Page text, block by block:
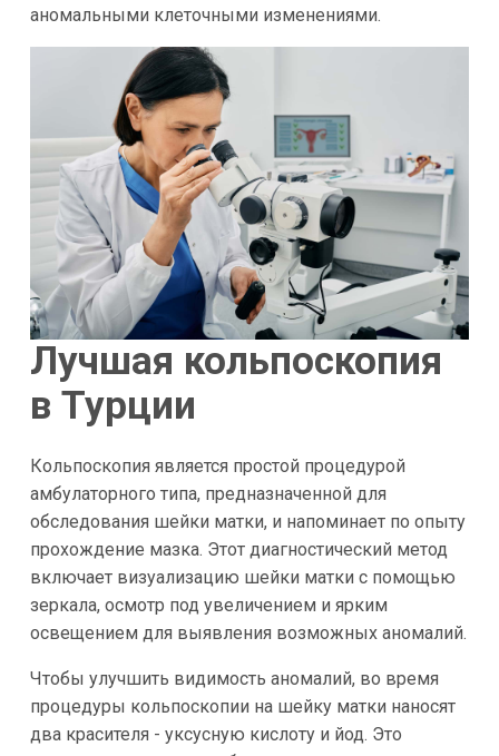
аномальными клеточными изменениями.
Лучшая кольпоскопия
в Турции
Кольпоскопия является простой процедурой
амбулаторного типа, предназначенной для
обследования шейки матки, и напоминает по опыту
прохождение мазка. Этот диагностический метод
включает визуализацию шейки матки с помощью
зеркала, осмотр под увеличением и ярким
освещением для выявления возможных аномалий.
Чтобы улучшить видимость аномалий, во время
процедуры кольпоскопии на шейку матки наносят
два красителя - уксусную кислоту и йод. Это